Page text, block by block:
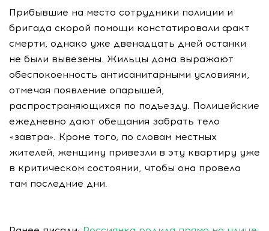
Прибывшие на место сотрудники полиции и
бригада скорой помощи констатировали факт
смерти, однако уже двенадцать дней останки
не были вывезены. Жильцы дома выражают
обеспокоенность антисанитарными условиями,
отмечая появление опарышей,
распространяющихся по подъезду. Полицейские
ежедневно дают обещания забрать тело
«завтра». Кроме того, по словам местных
жителей, женщину привезли в эту квартиру уже
в критическом состоянии, чтобы она провела
там последние дни.